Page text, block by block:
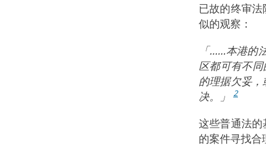
已故的终审
似的观察：
「……本港的
区都可有不
的理据欠妥
决。」
2
这些普通法
的案件寻找合